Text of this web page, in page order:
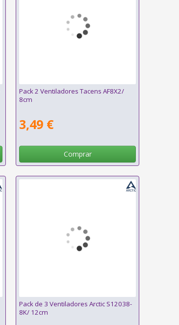
Pack 2 Ventiladores Tacens AF8X2/
8cm
3,49 €
Comprar
Pack de 3 Ventiladores Arctic S12038-
8K/ 12cm